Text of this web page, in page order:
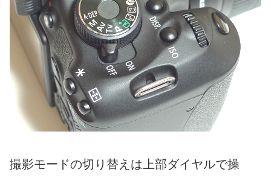
撮影モードの切り替えは上部ダイヤルで操